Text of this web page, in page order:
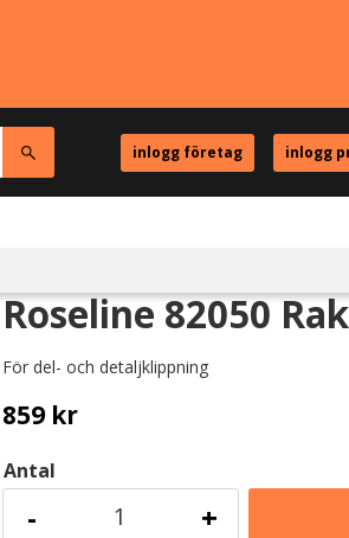
inlogg företag inlogg
Roseline 82050
För del- och detaljklippning
859kr
Antal
+
-